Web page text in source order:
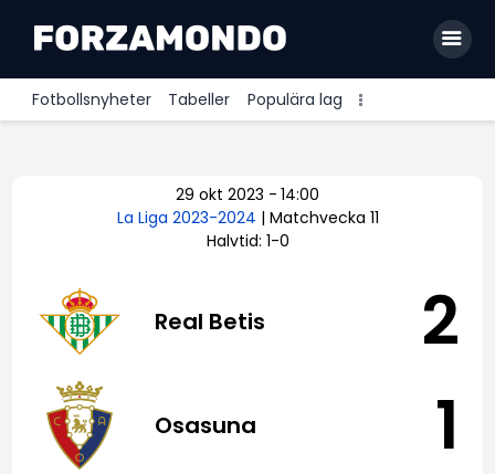
Fotbollsnyheter Tabeller Populära lag
Premier League
Serie A
29 okt 2023 - 14:00
La Liga 2023-2024 | Matchvecka 11
Halvtid: 1-0
Real Betis 2
Osasuna 1